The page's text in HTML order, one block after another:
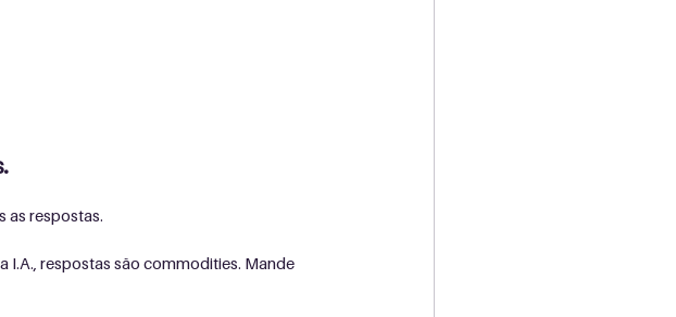
as respostas.
I.A., respostas são commodities. Mande